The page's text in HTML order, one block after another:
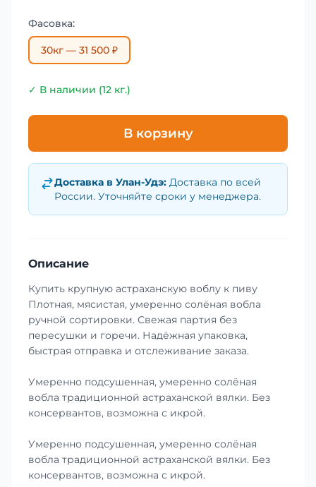
Фасовка:
30кг — 31 500 ₽
✓ В наличии (12 кг.)
В корзину
Доставка в Улан-Удэ: Доставка по всей
России. Уточняйте сроки у менеджера.
Описание
Купить крупную астраханскую воблу к пиву
Плотная, мясистая, умеренно солёная вобла
ручной сортировки. Свежая партия без
пересушки и горечи. Надёжная упаковка,
быстрая отправка и отслеживание заказа.
Умеренно подсушенная, умеренно солёная
вобла традиционной астраханской вялки. Без
консервантов, возможна с икрой.
Умеренно подсушенная, умеренно солёная
вобла традиционной астраханской вялки. Без
консервантов, возможна с икрой.